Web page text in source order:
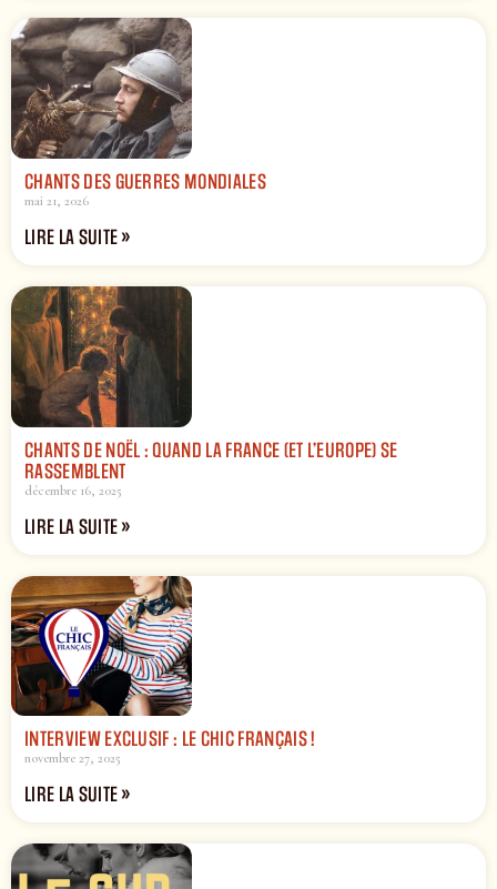
CHANTS DES GUERRES MONDIALES
mai 21, 2026
LIRE LA SUITE »
CHANTS DE NOËL : QUAND LA FRANCE (ET L’EUROPE) SE
RASSEMBLENT
décembre 16, 2025
LIRE LA SUITE »
INTERVIEW EXCLUSIF : LE CHIC FRANÇAIS !
novembre 27, 2025
LIRE LA SUITE »